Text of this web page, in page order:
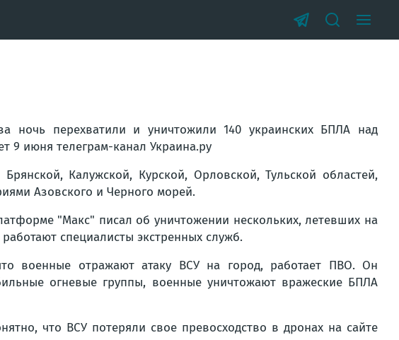
ночь перехватили и уничтожили 140 украинских БПЛА над
9 июня телеграм-канал Украина.ру
Калужской, Курской, Орловской, Тульской областей,
Азовского и Черного морей.
"Макс" писал об уничтожении нескольких, летевших на
специалисты экстренных служб.
военные отражают атаку ВСУ на город, работает ПВО. Он
огневые группы, военные уничтожают вражеские БПЛА
что ВСУ потеряли свое превосходство в дронах на сайте